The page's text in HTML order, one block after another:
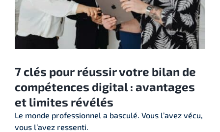
7 clés pour réussir votre bilan de
compétences digital : avantages
et limites révélés
Le monde professionnel a basculé. Vous l’avez vécu,
vous l’avez ressenti.